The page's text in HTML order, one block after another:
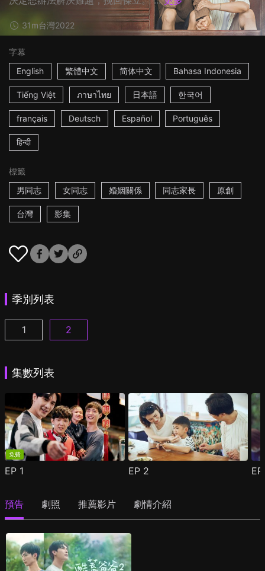
31m台灣2022
字幕
English
繁體中文 简体中文 Bahasa Indonesia
Tiếng Việt ภาษาไทย 日本語 한국어
français Deutsch Español Português
हिन्दी
標籤
男同志
女同志 婚姻關係 同志家長 原創
台灣 影集
季別列表
酷蓋爸爸 第1集
1 酷蓋爸爸 第2季 第1集
2
集數列表
免費
EP 1 EP 2
預告 劇照 推薦影片 劇情介紹